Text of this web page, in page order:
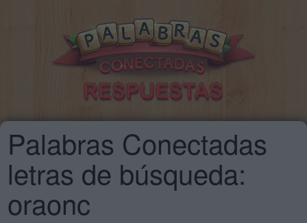
Palabras Conectadas
letras de búsqueda:
oraonc